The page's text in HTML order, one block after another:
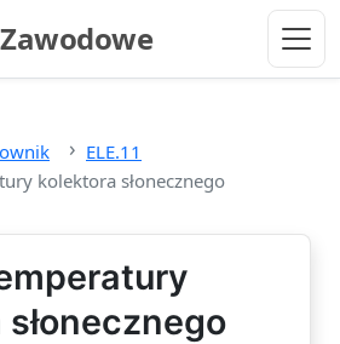
ELE.11
kolektora słonecznego